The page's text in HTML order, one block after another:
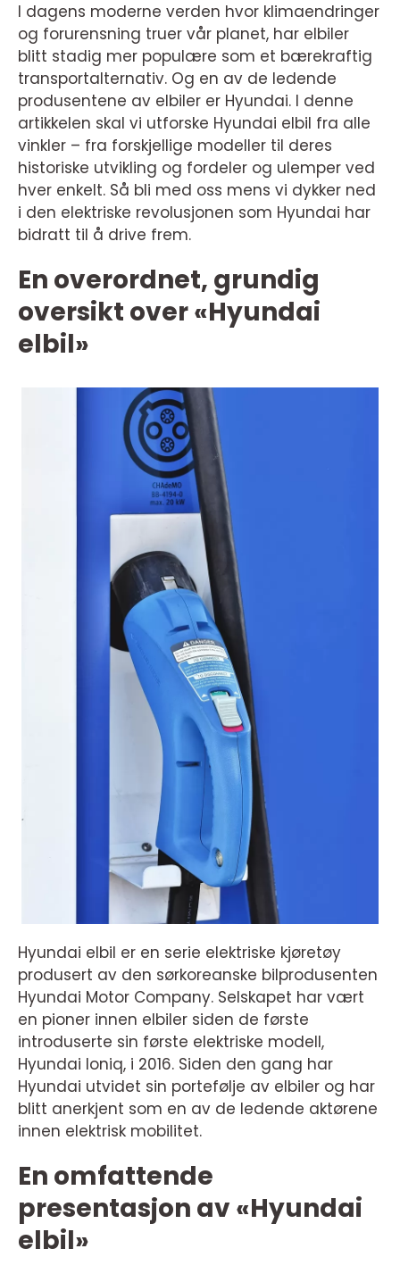
I dagens moderne verden hvor klimaendringer
og forurensning truer vår planet, har elbiler
blitt stadig mer populære som et bærekraftig
transportalternativ. Og en av de ledende
produsentene av elbiler er Hyundai. I denne
artikkelen skal vi utforske Hyundai elbil fra alle
vinkler – fra forskjellige modeller til deres
historiske utvikling og fordeler og ulemper ved
hver enkelt. Så bli med oss mens vi dykker ned
i den elektriske revolusjonen som Hyundai har
bidratt til å drive frem.
En overordnet, grundig
oversikt over «Hyundai
elbil»
Hyundai elbil er en serie elektriske kjøretøy
produsert av den sørkoreanske bilprodusenten
Hyundai Motor Company. Selskapet har vært
en pioner innen elbiler siden de første
introduserte sin første elektriske modell,
Hyundai Ioniq, i 2016. Siden den gang har
Hyundai utvidet sin portefølje av elbiler og har
blitt anerkjent som en av de ledende aktørene
innen elektrisk mobilitet.
En omfattende
presentasjon av «Hyundai
elbil»